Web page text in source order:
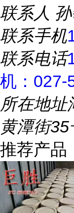
联系人
联系手机
联系电话
机：027-
所在地址
黄潭街35
推荐产品